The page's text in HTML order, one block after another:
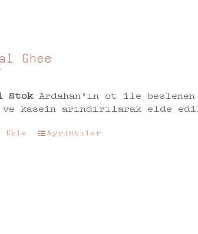
Ghee
StokArdahan’ın ot ile
kasein arındırılarak elde
Ekle Ayrıntılar